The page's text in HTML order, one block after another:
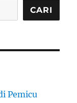
CARI
Pemicu